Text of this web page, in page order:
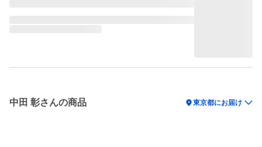
中田 彰さんの商品 location_on東京都にお届け